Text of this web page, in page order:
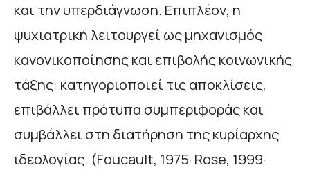
και την υπερδιάγνωση. Επιπλέον, η
ψυχιατρική λειτουργεί ως μηχανισμός
κανονικοποίησης και επιβολής κοινωνικής
τάξης: κατηγοριοποιεί τις αποκλίσεις,
επιβάλλει πρότυπα συμπεριφοράς και
συμβάλλει στη διατήρηση της κυρίαρχης
ιδεολογίας. (Foucault, 1975· Rose, 1999·